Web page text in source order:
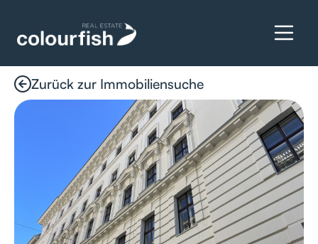
Zurück zur Immobiliensuche
Details anfragen